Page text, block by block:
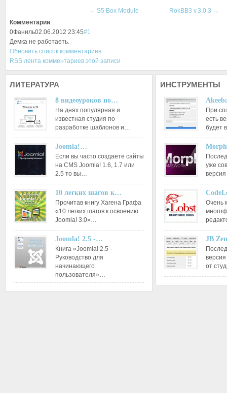
← S5 Box Module RokBB3 v.3.0.3 →
Комментарии
0Фаниль02.06.2012 23:45#1
Демка не работаеть.
Обновить список комментариев
RSS лента комментариев этой записи
ЛИТЕРАТУРА
8 видеоуроков по…
На днях популярная и
известная студия по
разработке шаблонов и…
Joomla!…
Если вы часто создаете сайты
на CMS Joomla! 1.6, 1.7 или
2.5 то вы…
10 легких шагов к…
Прочитав книгу Хагена Графа
«10 легких шагов к освоению
Joomla! 3.0»…
Joomla! 2.5 -…
Книга «Joomla! 2.5 -
Руководство для
начинающего
пользователя»…
ИНСТРУМЕНТЫ
При
есть
будет
уже
Очень
JB
от